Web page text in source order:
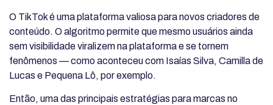
O TikTok é uma plataforma valiosa para novos criadores de
conteúdo. O algoritmo permite que mesmo usuários ainda
sem visibilidade viralizem na plataforma e se tornem
fenômenos — como aconteceu com Isaías Silva, Camilla de
Lucas e Pequena Lô, por exemplo.
Então, uma das principais estratégias para marcas no